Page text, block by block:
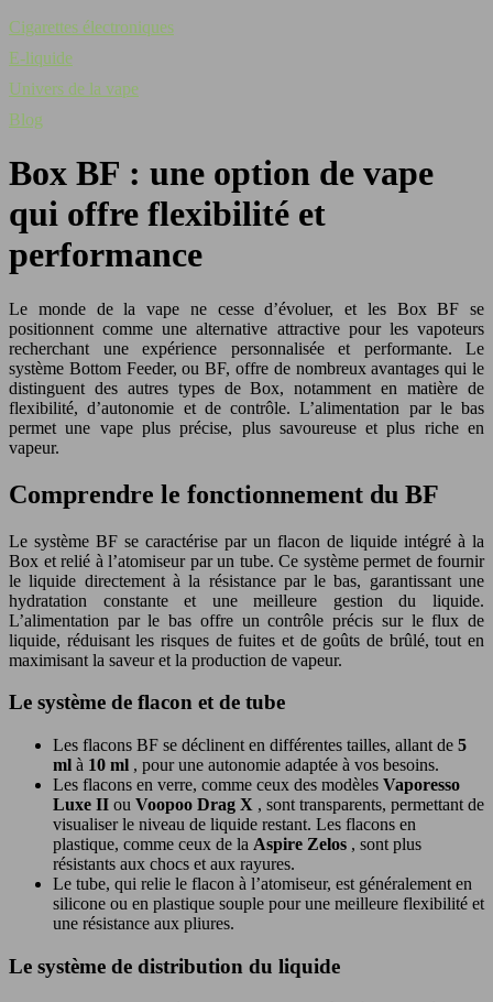
Cigarettes électroniques
E-liquide
Univers de la vape
Blog
Box BF : une option de vape
qui offre flexibilité et
performance
Le monde de la vape ne cesse d’évoluer, et les Box BF se
positionnent comme une alternative attractive pour les vapoteurs
recherchant une expérience personnalisée et performante. Le
système Bottom Feeder, ou BF, offre de nombreux avantages qui le
distinguent des autres types de Box, notamment en matière de
flexibilité, d’autonomie et de contrôle. L’alimentation par le bas
permet une vape plus précise, plus savoureuse et plus riche en
vapeur.
Comprendre le fonctionnement du BF
Le système BF se caractérise par un flacon de liquide intégré à la
Box et relié à l’atomiseur par un tube. Ce système permet de fournir
le liquide directement à la résistance par le bas, garantissant une
hydratation constante et une meilleure gestion du liquide.
L’alimentation par le bas offre un contrôle précis sur le flux de
liquide, réduisant les risques de fuites et de goûts de brûlé, tout en
maximisant la saveur et la production de vapeur.
Le système de flacon et de tube
Les flacons BF se déclinent en différentes tailles, allant de 5
ml à 10 ml , pour une autonomie adaptée à vos besoins.
Les flacons en verre, comme ceux des modèles Vaporesso
Luxe II ou Voopoo Drag X , sont transparents, permettant de
visualiser le niveau de liquide restant. Les flacons en
plastique, comme ceux de la Aspire Zelos , sont plus
résistants aux chocs et aux rayures.
Le tube, qui relie le flacon à l’atomiseur, est généralement en
silicone ou en plastique souple pour une meilleure flexibilité et
une résistance aux pliures.
Le système de distribution du liquide